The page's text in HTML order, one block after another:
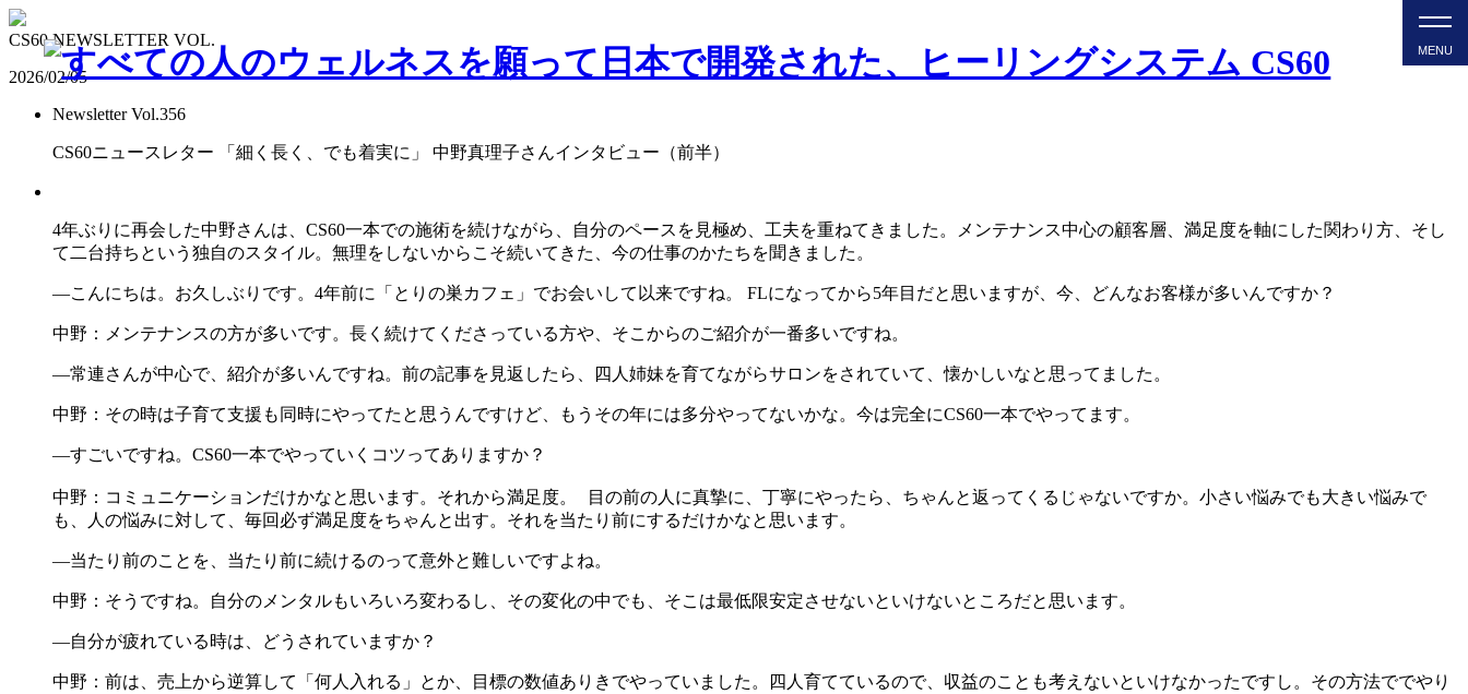
CS60 NEWSLETTER VOL.
2026/02/05
Newsletter Vol.356
CS60ニュースレター 「細く長く、でも着実に」 中野真理子さんインタビュー（前半）
4年ぶりに再会した中野さんは、CS60一本での施術を続けながら、自分のペースを見極め、工夫を重ねてきました。メンテナンス中心の顧客層、満足度を軸にした関わり方、そし
て二台持ちという独自のスタイル。無理をしないからこそ続いてきた、今の仕事のかたちを聞きました。
―こんにちは。お久しぶりです。4年前に「とりの巣カフェ」でお会いして以来ですね。 FLになってから5年目だと思いますが、今、どんなお客様が多いんですか？
中野：メンテナンスの方が多いです。長く続けてくださっている方や、そこからのご紹介が一番多いですね。
―常連さんが中心で、紹介が多いんですね。前の記事を見返したら、四人姉妹を育てながらサロンをされていて、懐かしいなと思ってました。
中野：その時は子育て支援も同時にやってたと思うんですけど、もうその年には多分やってないかな。今は完全にCS60一本でやってます。
―すごいですね。CS60一本でやっていくコツってありますか？
中野：コミュニケーションだけかなと思います。それから満足度。 目の前の人に真摯に、丁寧にやったら、ちゃんと返ってくるじゃないですか。小さい悩みでも大きい悩みで
も、人の悩みに対して、毎回必ず満足度をちゃんと出す。それを当たり前にするだけかなと思います。
―当たり前のことを、当たり前に続けるのって意外と難しいですよね。
中野：そうですね。自分のメンタルもいろいろ変わるし、その変化の中でも、そこは最低限安定させないといけないところだと思います。
―自分が疲れている時は、どうされていますか？
中野：前は、売上から逆算して「何人入れる」とか、目標の数値ありきでやっていました。四人育てているので、収益のことも考えないといけなかったですし。その方法ででやり